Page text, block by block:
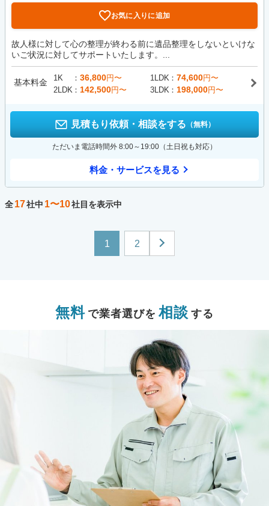
お気に入りに追加
故人様に対して心の整理が終わる前に遺品整理をしないといけな
いご状況に対してサポートいたします。...
基本料金 1K 36,800円〜 1LDK 74,600円〜
2LDK
142,500円〜 3LDK 198,000円〜
見積もり依頼・相談をする （無料）
ただいま電話時間外 8:00～19:00（土日祝も対応）
料金・サービスを見る
全17社中 1〜10社目を表示中
1 2
無料 で業者選びを 相談 する